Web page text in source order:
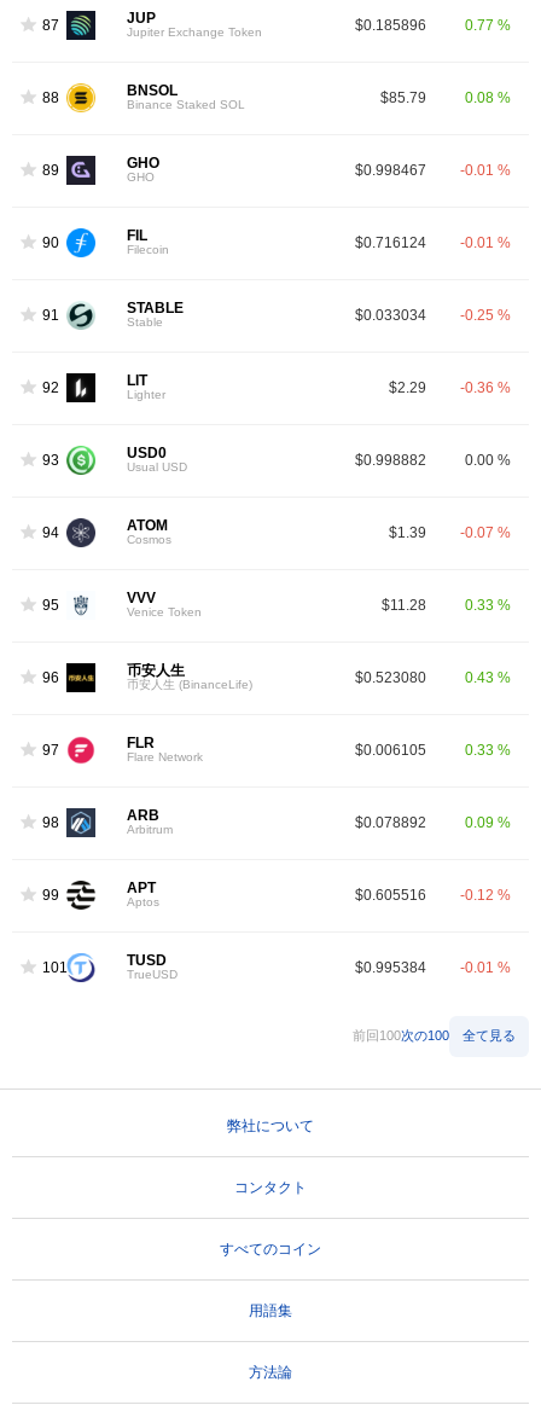
87 JUP
Jupiter Exchange Token $0.185896 0.77 %
88 BNSOL
Binance Staked SOL $85.79 0.08 %
89 GHO
GHO $0.998467 -0.01 %
90 FIL
Filecoin $0.716124 -0.01 %
91 STABLE
Stable $0.033034 -0.25 %
92 LIT
Lighter $2.29 -0.36 %
93 USD0
Usual USD $0.998882 0.00 %
94 ATOM
Cosmos $1.39 -0.07 %
95 VVV
Venice Token $11.28 0.33 %
96 币安人生
币安人生 (BinanceLife) $0.523080 0.43 %
97 FLR
Flare Network $0.006105 0.33 %
98 ARB
Arbitrum $0.078892 0.09 %
99 APT
Aptos $0.605516 -0.12 %
101 TUSD
TrueUSD $0.995384 -0.01 %
前回100次の100 全て見る
弊社について
コンタクト
すべてのコイン
用語集
方法論